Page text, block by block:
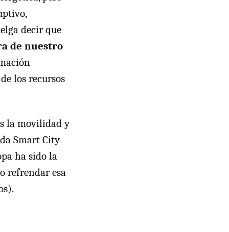
decir que
de nuestro
los recursos
la movilidad y
Smart City
ha sido la
refrendar esa